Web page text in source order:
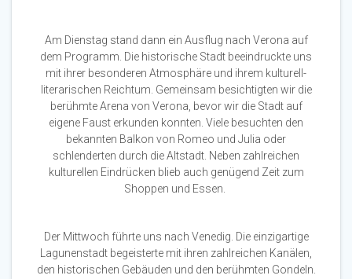
Am Dienstag stand dann ein Ausflug nach Verona auf
dem Programm. Die historische Stadt beeindruckte uns
mit ihrer besonderen Atmosphäre und ihrem kulturell-
literarischen Reichtum. Gemeinsam besichtigten wir die
berühmte Arena von Verona, bevor wir die Stadt auf
eigene Faust erkunden konnten. Viele besuchten den
bekannten Balkon von Romeo und Julia oder
schlenderten durch die Altstadt. Neben zahlreichen
kulturellen Eindrücken blieb auch genügend Zeit zum
Shoppen und Essen.
Der Mittwoch führte uns nach Venedig. Die einzigartige
Lagunenstadt begeisterte mit ihren zahlreichen Kanälen,
den historischen Gebäuden und den berühmten Gondeln.